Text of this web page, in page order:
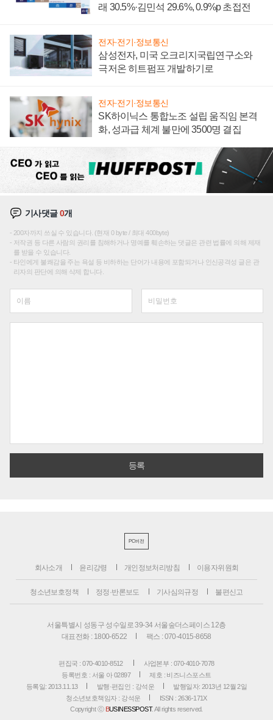
래 30.5%·김민석 29.6%, 0.9%p 초접전
전자·전기·정보통신
삼성전자, 미국 오크리지국립연구소와
극저온 히트펌프 개발하기로
전자·전기·정보통신
SK하이닉스 통합노조 설립 움직임 본격
화, 성과급 체계 불만에 3500명 결집
기사댓글0개
200자까지 쓰실 수 있습니다. (현재 0 byte / 최대 400byte)
저작권 등 다른 사람의 권리를 침해하거나 명예를 훼손하는 댓글은 관련 법률에 의해 제재
를 받을 수 있습니다.
타인에게 불쾌감을 주는 욕설 등 비하하는 단어가 내용에 포함되거나 인신공격성 글은 관
리자의 판단에 의해 삭제 합니다.
PC버전
회사소개 윤리강령 개인정보처리방침 이용자위원회
청소년보호정책 정정·반론보도 기사심의규정 불편신고
서울특별시 성동구 성수일로 39-34 서울숲더스페이스 12층
대표전화 : 1800-6522
팩스 : 070-4015-8658
편집국 : 070-4010-8512
사업본부 : 070-4010-7078
등록번호 : 서울 아 02897
제호 : 비즈니스포스트
등록일: 2013.11.13
발행·편집인 : 강석운
발행일자: 2013년 12월 2일
청소년보호책임자 : 강석운
ISSN : 2636-171X
Copyright ⓒ BUSINESSPOST. All rights reserved.